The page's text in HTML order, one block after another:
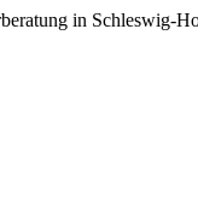
in Schleswig-